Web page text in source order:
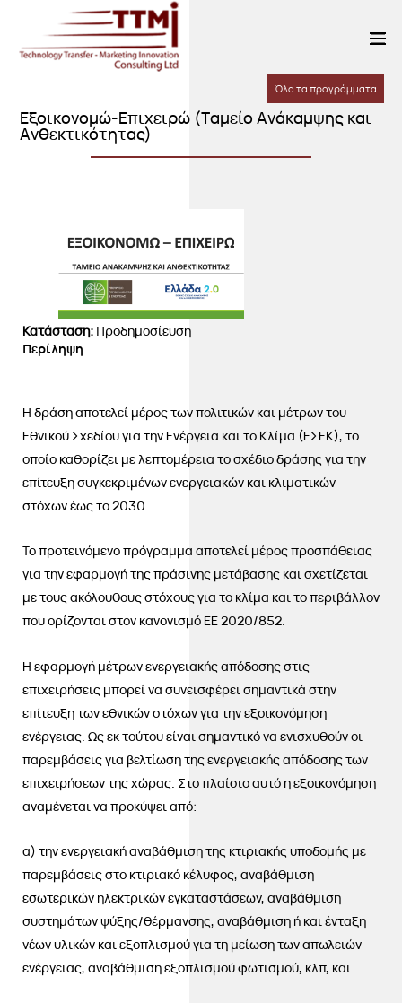
Όλα τα προγράμματα
Εξοικονομώ-Επιχειρώ (Ταμείο Ανάκαμψης και
Ανθεκτικότητας)
Κατάσταση: Προδημοσίευση
Περίληψη
Η δράση αποτελεί μέρος των πολιτικών και μέτρων του
Εθνικού Σχεδίου για την Ενέργεια και το Κλίμα (ΕΣΕΚ), το
οποίο καθορίζει με λεπτομέρεια το σχέδιο δράσης για την
επίτευξη συγκεκριμένων ενεργειακών και κλιματικών
στόχων έως το 2030.
Το προτεινόμενο πρόγραμμα αποτελεί μέρος προσπάθειας
για την εφαρμογή της πράσινης μετάβασης και σχετίζεται
με τους ακόλουθους στόχους για το κλίμα και το περιβάλλον
που ορίζονται στον κανονισμό ΕΕ 2020/852.
Η εφαρμογή μέτρων ενεργειακής απόδοσης στις
επιχειρήσεις μπορεί να συνεισφέρει σημαντικά στην
επίτευξη των εθνικών στόχων για την εξοικονόμηση
ενέργειας. Ως εκ τούτου είναι σημαντικό να ενισχυθούν οι
παρεμβάσεις για βελτίωση της ενεργειακής απόδοσης των
επιχειρήσεων της χώρας. Στο πλαίσιο αυτό η εξοικονόμηση
αναμένεται να προκύψει από:
α) την ενεργειακή αναβάθμιση της κτιριακής υποδομής με
παρεμβάσεις στο κτιριακό κέλυφος, αναβάθμιση
εσωτερικών ηλεκτρικών εγκαταστάσεων, αναβάθμιση
συστημάτων ψύξης/θέρμανσης, αναβάθμιση ή και ένταξη
νέων υλικών και εξοπλισμού για τη μείωση των απωλειών
ενέργειας, αναβάθμιση εξοπλισμού φωτισμού, κλπ, και